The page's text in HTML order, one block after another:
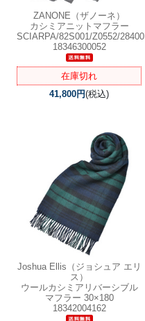
ZANONE（ザノーネ）
カシミアニットマフラー
SCIARPA/82S001/Z0552/28400
18346300052
在庫切れ
41,800円(税込)
Joshua Ellis（ジョシュア エリ
ス）
ウールカシミアリバーシブル
マフラー 30×180
18342004162